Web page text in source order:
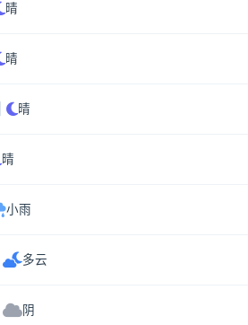
晴
晴
晴
晴
小雨
多云
阴